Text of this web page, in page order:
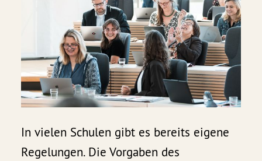
In vielen Schulen gibt es bereits eigene
Regelungen. Die Vorgaben des